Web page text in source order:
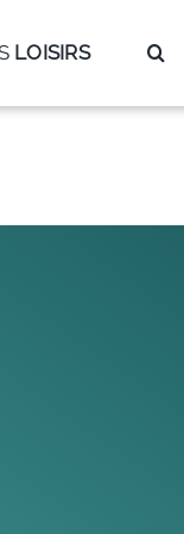
LOISIRS